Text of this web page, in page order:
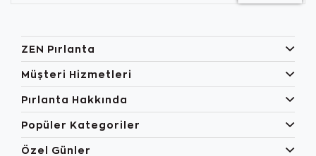
ZEN Pırlanta
Müşteri Hizmetleri
Pırlanta Hakkında
Popüler Kategoriler
Özel Günler